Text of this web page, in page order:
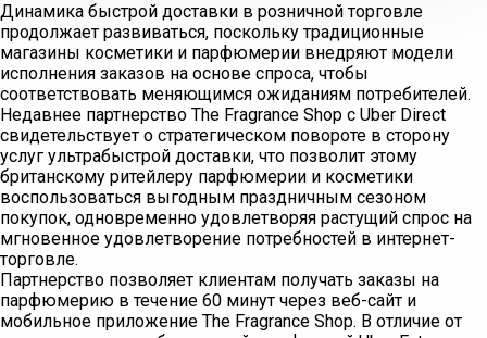
Динамика быстрой доставки в розничной торговле
продолжает развиваться, поскольку традиционные
магазины косметики и парфюмерии внедряют модели
исполнения заказов на основе спроса, чтобы
соответствовать меняющимся ожиданиям потребителей.
Недавнее партнерство The Fragrance Shop с Uber Direct
свидетельствует о стратегическом повороте в сторону
услуг ультрабыстрой доставки, что позволит этому
британскому ритейлеру парфюмерии и косметики
воспользоваться выгодным праздничным сезоном
покупок, одновременно удовлетворяя растущий спрос на
мгновенное удовлетворение потребностей в интернет-
торговле.
Партнерство позволяет клиентам получать заказы на
парфюмерию в течение 60 минут через веб-сайт и
мобильное приложение The Fragrance Shop. В отличие от